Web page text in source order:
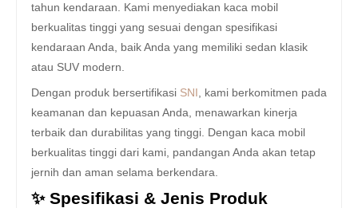
tahun kendaraan. Kami menyediakan kaca mobil
berkualitas tinggi yang sesuai dengan spesifikasi
kendaraan Anda, baik Anda yang memiliki sedan klasik
atau SUV modern.
Dengan produk bersertifikasi SNI
, kami berkomitmen pada
keamanan dan kepuasan Anda, menawarkan kinerja
terbaik dan durabilitas yang tinggi. Dengan kaca mobil
berkualitas tinggi dari kami, pandangan Anda akan tetap
jernih dan aman selama berkendara.
✨ Spesifikasi & Jenis Produk